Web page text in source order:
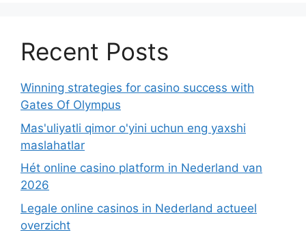
Recent Posts
Winning strategies for casino success with
Gates Of Olympus
Mas'uliyatli qimor o'yini uchun eng yaxshi
maslahatlar
Hét online casino platform in Nederland van
2026
Legale online casinos in Nederland actueel
overzicht